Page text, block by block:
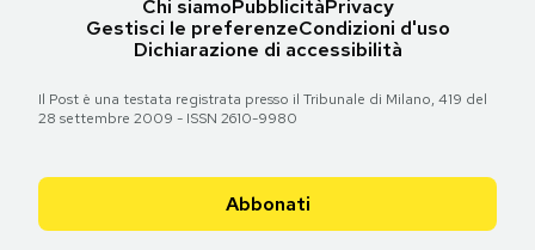
Chi siamoPubblicitàPrivacy
Gestisci le preferenzeCondizioni d'uso
Dichiarazione di accessibilità
Il Post è una testata registrata presso il Tribunale di Milano, 419 del
28 settembre 2009 - ISSN 2610-9980
Abbonati